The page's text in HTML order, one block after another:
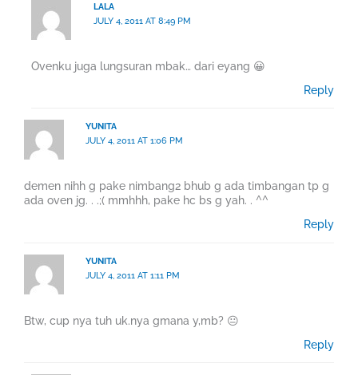
LALA
JULY 4, 2011 AT 8:49 PM
Ovenku juga lungsuran mbak… dari eyang 😀
Reply
YUNITA
JULY 4, 2011 AT 1:06 PM
demen nihh g pake nimbang2 bhub g ada timbangan tp g
ada oven jg. . .;( mmhhh, pake hc bs g yah. . ^^
Reply
YUNITA
JULY 4, 2011 AT 1:11 PM
Btw, cup nya tuh uk.nya gmana y,mb? 😐
Reply